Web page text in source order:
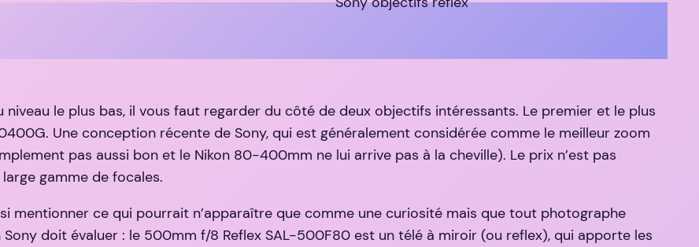
le plus bas, il vous faut regarder du côté de deux objectifs intéressants. Le premier et le plus
Une conception récente de Sony, qui est généralement considérée comme le meilleur zoom
pas aussi bon et le Nikon 80-400mm ne lui arrive pas à la cheville). Le prix n’est pas
gamme de focales.
mentionner ce qui pourrait n’apparaître que comme une curiosité mais que tout photographe
Sony doit évaluer : le 500mm f/8 Reflex SAL-500F80 est un télé à miroir (ou reflex), qui apporte les